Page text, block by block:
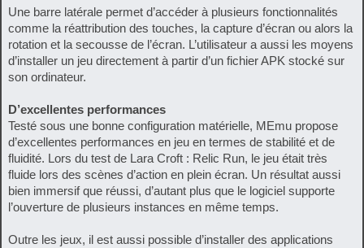
Une barre latérale permet d’accéder à plusieurs fonctionnalités
comme la réattribution des touches, la capture d’écran ou alors la
rotation et la secousse de l’écran. L’utilisateur a aussi les moyens
d’installer un jeu directement à partir d’un fichier APK stocké sur
son ordinateur.
D’excellentes performances
Testé sous une bonne configuration matérielle, MEmu propose
d’excellentes performances en jeu en termes de stabilité et de
fluidité. Lors du test de Lara Croft : Relic Run, le jeu était très
fluide lors des scènes d’action en plein écran. Un résultat aussi
bien immersif que réussi, d’autant plus que le logiciel supporte
l’ouverture de plusieurs instances en même temps.
Outre les jeux, il est aussi possible d’installer des applications